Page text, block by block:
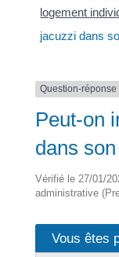
logement
jacuzzi dans
Question-réponse
Peut-on
dans
Vérifié le 27/01/
administrative
Vous êtes